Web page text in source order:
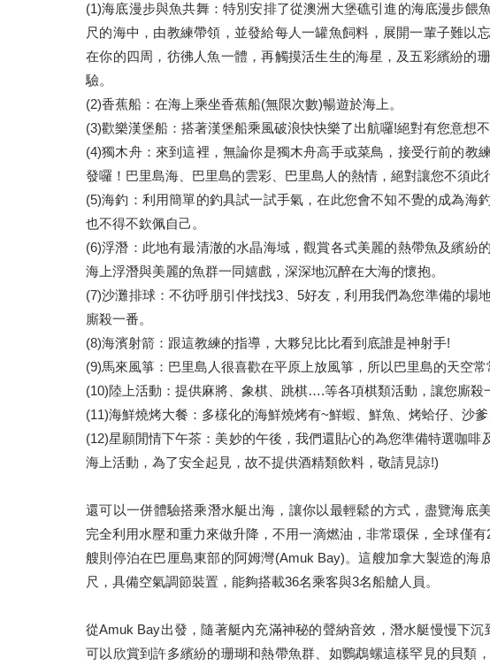
(1)海底漫步與魚共舞：特別安排了從澳洲大堡礁引進的海底漫步餵
尺的海中，由教練帶領，並發給每人一罐魚飼料，展開一輩子難以
在你的四周，彷彿人魚一體，再觸摸活生生的海星，及五彩繽紛的
驗。
(2)香蕉船：在海上乘坐香蕉船(無限次數)暢遊於海上。
(3)歡樂漢堡船：搭著漢堡船乘風破浪快快樂了出航囉!絕對有您意想
(4)獨木舟：來到這裡，無論你是獨木舟高手或菜鳥，接受行前的教
發囉！巴里島海、巴里島的雲彩、巴里島人的熱情，絕對讓您不須此
(5)海釣：利用簡單的釣具試一試手氣，在此您會不知不覺的成為海
也不得不欽佩自己。
(6)浮潛：此地有最清澈的水晶海域，觀賞各式美麗的熱帶魚及繽紛
海上浮潛與美麗的魚群一同嬉戲，深深地沉醉在大海的懷抱。
(7)沙灘排球：不彷呼朋引伴找找3、5好友，利用我們為您準備的場
廝殺一番。
(8)海濱射箭：跟這教練的指導，大夥兒比比看到底誰是神射手!
(9)馬來風箏：巴里島人很喜歡在平原上放風箏，所以巴里島的天空
(10)陸上活動：提供麻將、象棋、跳棋….等各項棋類活動，讓您廝殺
(11)海鮮燒烤大餐：多樣化的海鮮燒烤有~鮮蝦、鮮魚、烤蛤仔、沙
(12)星願閒情下午茶：美妙的午後，我們還貼心的為您準備特選咖啡
海上活動，為了安全起見，故不提供酒精類飲料，敬請見諒!)
還可以一併體驗搭乘潛水艇出海，讓你以最輕鬆的方式，盡覽海底
完全利用水壓和重力來做升降，不用一滴燃油，非常環保，全球僅
艘則停泊在巴厘島東部的阿姆灣(Amuk Bay)。這艘加拿大製造的海
尺，具備空氣調節裝置，能夠搭載36名乘客與3名船艙人員。
從Amuk Bay出發，隨著艇內充滿神秘的聲納音效，潛水艇慢慢下
可以欣賞到許多繽紛的珊瑚和熱帶魚群、如鸚鵡螺這樣罕見的貝類